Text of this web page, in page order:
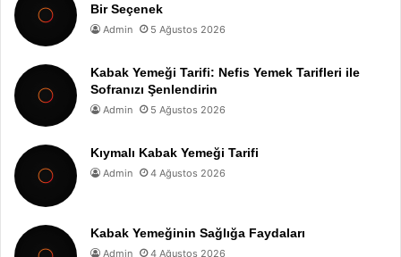
Bir Seçenek
Admin 5 Ağustos 2026
Kabak Yemeği Tarifi: Nefis Yemek Tarifleri ile
Sofranızı Şenlendirin
Admin 5 Ağustos 2026
Kıymalı Kabak Yemeği Tarifi
Admin 4 Ağustos 2026
Kabak Yemeğinin Sağlığa Faydaları
Admin 4 Ağustos 2026